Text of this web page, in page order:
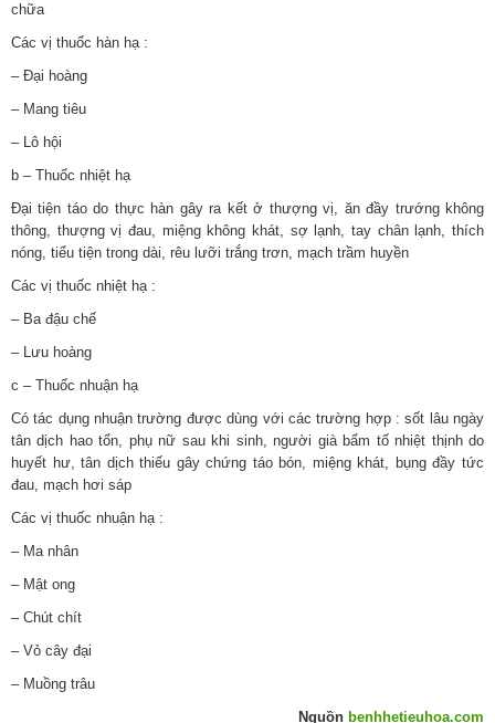
chữa
Các vị thuốc hàn hạ :
– Đại hoàng
– Mang tiêu
– Lô hội​
b – Thuốc nhiệt hạ​
Đại tiện táo do thực hàn gây ra kết ở thượng vị, ăn đầy trướng không
thông, thượng vị đau, miệng không khát, sợ lạnh, tay chân lạnh, thích
nóng, tiểu tiện trong dài, rêu lưỡi trắng trơn, mạch trầm huyền
Các vị thuốc nhiệt hạ :
– Ba đậu chế
– Lưu hoàng​
c – Thuốc nhuận hạ​
Có tác dụng nhuận trường được dùng với các trường hợp : sốt lâu ngày
tân dịch hao tổn, phụ nữ sau khi sinh, người già bẩm tố nhiệt thịnh do
huyết hư, tân dịch thiếu gây chứng táo bón, miệng khát, bụng đầy tức
đau, mạch hơi sáp
Các vị thuốc nhuận hạ :
– Ma nhân
– Mật ong
– Chút chít
– Vỏ cây đại
– Muồng trâu​
Nguồn benhhetieuhoa.com